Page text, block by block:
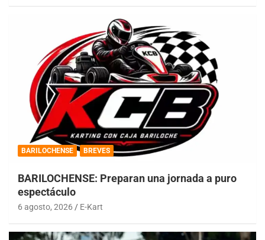
BARILOCHENSE BREVES
BARILOCHENSE: Preparan una jornada a puro
espectáculo
6 agosto, 2026 E-Kart